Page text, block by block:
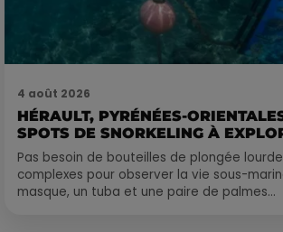
4 août 2026
HÉRAULT, PYRÉNÉES-
SPOTS DE SNORKELING À
Pas besoin de bouteilles de plongée
complexes pour observer la vie sous-
masque, un tuba et une paire de palmes...